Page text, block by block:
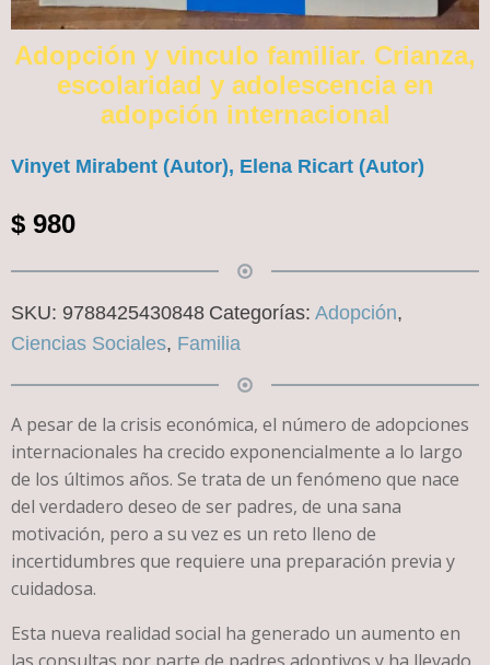
Adopción y vinculo familiar. Crianza,
escolaridad y adolescencia en
adopción internacional
Vinyet Mirabent (Autor), Elena Ricart (Autor)
$ 980
SKU: 9788425430848 Categorías: Adopción,
Ciencias Sociales, Familia
A pesar de la crisis económica, el número de adopciones
internacionales ha crecido exponencialmente a lo largo
de los últimos años. Se trata de un fenómeno que nace
del verdadero deseo de ser padres, de una sana
motivación, pero a su vez es un reto lleno de
incertidumbres que requiere una preparación previa y
cuidadosa.
Esta nueva realidad social ha generado un aumento en